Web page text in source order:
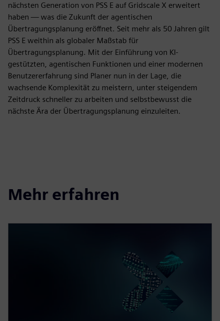
nächsten Generation von PSS E auf Gridscale X erweitert
haben — was die Zukunft der agentischen
Übertragungsplanung eröffnet. Seit mehr als 50 Jahren gilt
PSS E weithin als globaler Maßstab für
Übertragungsplanung. Mit der Einführung von KI-
gestützten, agentischen Funktionen und einer modernen
Benutzererfahrung sind Planer nun in der Lage, die
wachsende Komplexität zu meistern, unter steigendem
Zeitdruck schneller zu arbeiten und selbstbewusst die
nächste Ära der Übertragungsplanung einzuleiten.
Mehr erfahren